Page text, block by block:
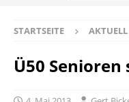
STARTSEITE AKTUELL
Ü50 Senioren